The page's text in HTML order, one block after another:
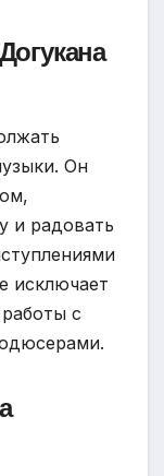
Он
и радовать
исключает
с